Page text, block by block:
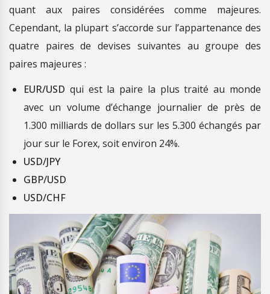
quant aux paires considérées comme majeures.
Cependant, la plupart s’accorde sur l’appartenance des
quatre paires de devises suivantes au groupe des
paires majeures :
EUR/USD qui est la paire la plus traité au monde
avec un volume d’échange journalier de près de
1.300 milliards de dollars sur les 5.300 échangés par
jour sur le Forex, soit environ 24%.
USD/JPY
GBP/USD
USD/CHF